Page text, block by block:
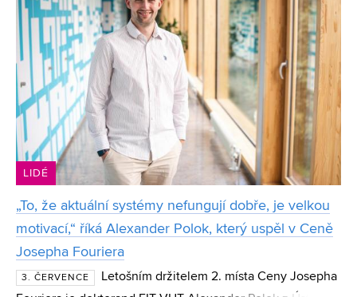
LIDÉ
„To, že aktuální systémy nefungují dobře, je velkou
motivací,“ říká Alexander Polok, který uspěl v Ceně
Josepha Fouriera
3. ČERVENCE
Letošním držitelem 2. místa Ceny Josepha